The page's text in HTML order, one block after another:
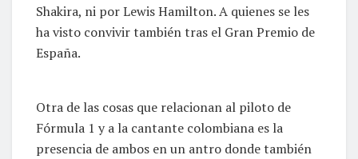
Shakira, ni por Lewis Hamilton. A quienes se les
ha visto convivir también tras el Gran Premio de
España.
Otra de las cosas que relacionan al piloto de
Fórmula 1 y a la cantante colombiana es la
presencia de ambos en un antro donde también